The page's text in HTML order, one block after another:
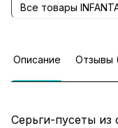
Все товары
Описание Отзывы
Серьги-пусеты из